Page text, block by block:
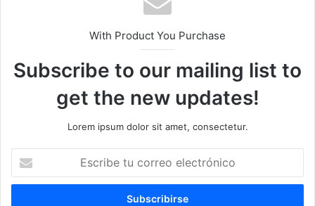
With Product You Purchase
Subscribe to our mailing list to
get the new updates!
Lorem ipsum dolor sit amet, consectetur.
correo